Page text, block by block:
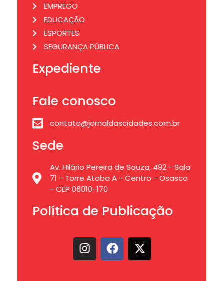
EMPREGO
EDUCAÇÃO
ESPORTES
SEGURANÇA PÚBLICA
Expediente
Fale conosco
contato@jornaldascidades.com.br
Sede
Av. Hilário Pereira de Souza, 492 - Sala
71 - Torre Atoba A - Centro - Osasco
- CEP 06010-170
Política de Publicação